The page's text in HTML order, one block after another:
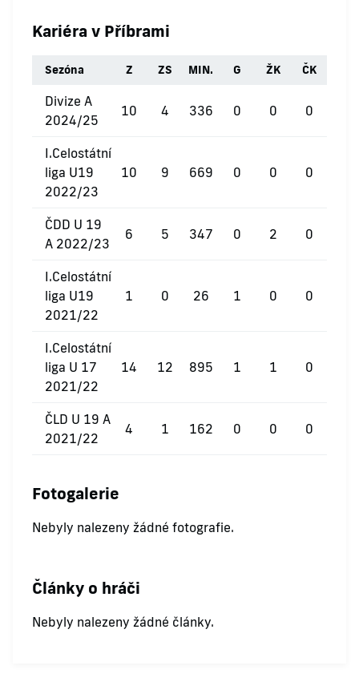
Kariéra v Příbrami
Sezóna Z ZS MIN. G ŽK ČK
Divize A
2024/25
10 4 336 0 0 0
I.Celostátní
liga U19
2022/23
10 9 669 0 0 0
ČDD U 19
A 2022/23
6 5 347 0 2 0
I.Celostátní
liga U19
2021/22
1 0 26 1 0 0
I.Celostátní
liga U 17
2021/22
14 12 895 1 1 0
ČLD U 19 A
2021/22
4 1 162 0 0 0
Fotogalerie
Nebyly nalezeny žádné fotografie.
Články o hráči
Nebyly nalezeny žádné články.